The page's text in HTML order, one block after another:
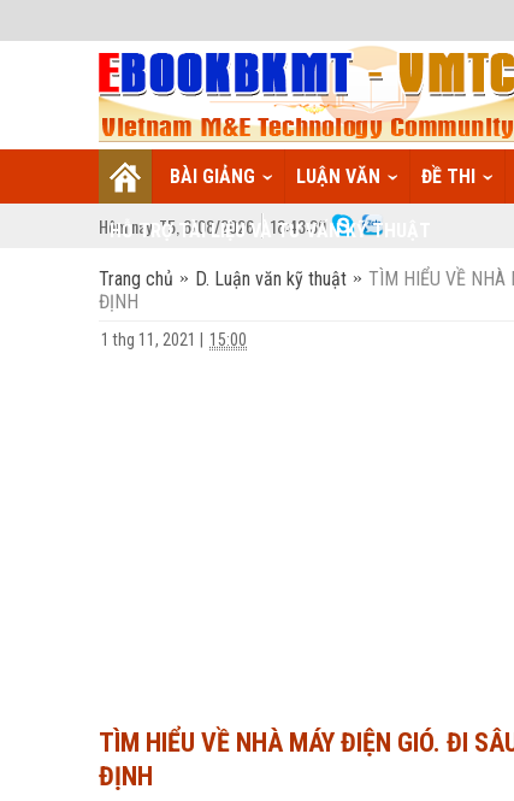
BÀI GIẢNG LUẬN VĂN ĐỀ THI
HỖ TRỢ TÀI LIỆU VÀ TƯ VẤN KỸ THUẬT
Hôm nay: T5, 6/08/2026 18:43:39
Trang chủ D. Luận văn kỹ thuật
TÌM HIỂU VỀ NHÀ
ĐỊNH
1 thg 11, 2021 15:00
TÌM HIỂU VỀ NHÀ MÁY ĐIỆN GIÓ. ĐI
ĐỊNH